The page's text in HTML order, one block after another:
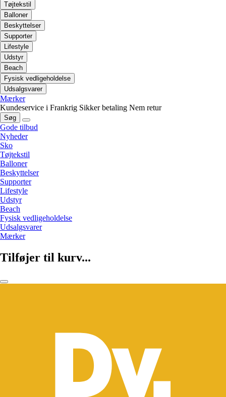
Tøjtekstil
Balloner
Beskyttelser
Supporter
Lifestyle
Udstyr
Beach
Fysisk vedligeholdelse
Udsalgsvarer
Mærker
Kundeservice i Frankrig Sikker betaling Nem retur
Søg
Gode tilbud
Nyheder
Sko
Tøjtekstil
Balloner
Beskyttelser
Supporter
Lifestyle
Udstyr
Beach
Fysisk vedligeholdelse
Udsalgsvarer
Mærker
Tilføjer til kurv...